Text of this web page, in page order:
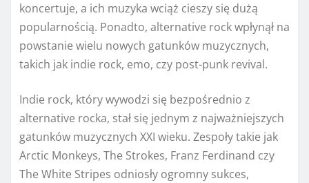
koncertuje, a ich muzyka wciąż cieszy się dużą
popularnością. Ponadto, alternative rock wpłynął na
powstanie wielu nowych gatunków muzycznych,
takich jak indie rock, emo, czy post-punk revival.
Indie rock, który wywodzi się bezpośrednio z
alternative rocka, stał się jednym z najważniejszych
gatunków muzycznych XXI wieku. Zespoły takie jak
Arctic Monkeys, The Strokes, Franz Ferdinand czy
The White Stripes odniosły ogromny sukces,